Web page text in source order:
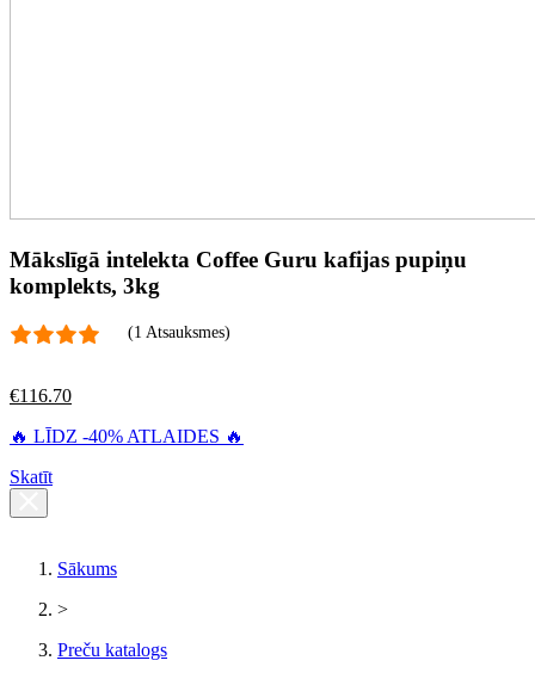
Mākslīgā intelekta Coffee Guru kafijas pupiņu
komplekts, 3kg
(1 Atsauksmes)
€116.70
🔥 LĪDZ -40% ATLAIDES 🔥
Skatīt
Sākums
>
Preču katalogs